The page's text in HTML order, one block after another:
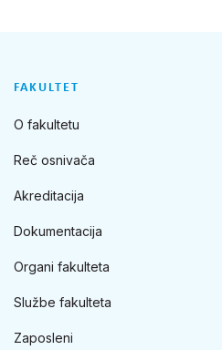
FAKULTET
O fakultetu
Reč osnivača
Akreditacija
Dokumentacija
Organi fakulteta
Službe fakulteta
Zaposleni